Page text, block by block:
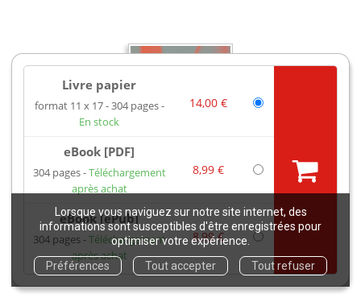
Lorsque vous naviguez sur notre site internet, des
informations sont susceptibles d'être enregistrées pour
optimiser votre expérience.
Préférences
Tout accepter Tout refuser
Livre papier
format 11 x 17 304 pages
En stock
14,00 €
eBook [PDF]
304 pages Téléchargement
après achat
8,99 €
eBook [ePub]
304 pages
Téléchargement
après achat
8,99 €
Guide méthodologique – Diagnostic
de corrosion des structures en béton
armé
0,00 €